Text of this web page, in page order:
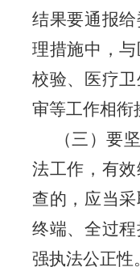
结果要通报
理措施中，
校验、医疗
审等工作相衔
（三）要
法工作，有
查的，应当
终端、全过
强执法公正性。